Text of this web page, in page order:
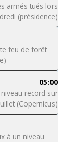
armés tués lors
(présidence)
feu de forêt
05:00
record sur
(Copernicus)
à un niveau